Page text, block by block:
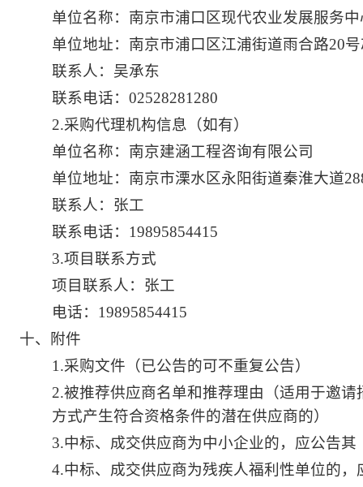
单位名称：南京市浦口区现代农业发展服务中
单位地址：南京市浦口区江浦街道雨合路20
联系人：吴承东
联系电话：02528281280
2.采购代理机构信息（如有）
单位名称：南京建涵工程咨询有限公司
单位地址：南京市溧水区永阳街道秦淮大道
联系人：张工
联系电话：19895854415
3.项目联系方式
项目联系人：张工
电话：19895854415
十、附件
1.采购文件（已公告的可不重复公告）
2.被推荐供应商名单和推荐理由（适用于邀
方式产生符合资格条件的潜在供应商的）
3.中标、成交供应商为中小企业的，应公告
4.中标、成交供应商为残疾人福利性单位的